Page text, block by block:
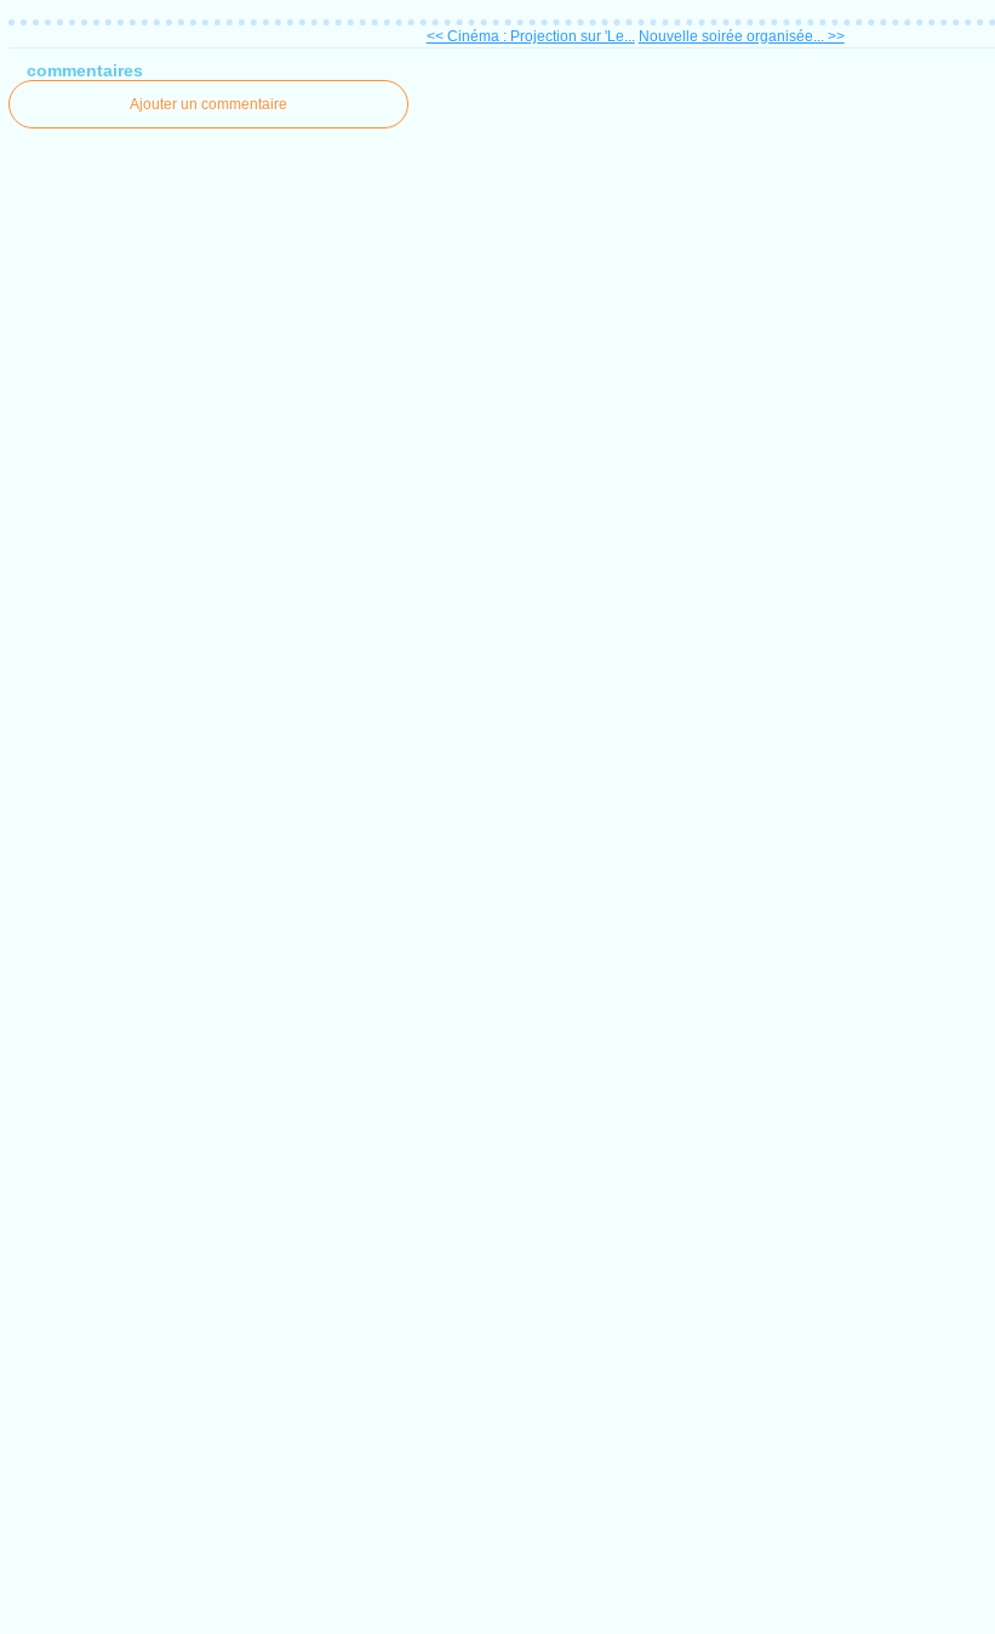
<< Cinéma : Projection sur 'Le... Nouvelle soirée organisée... >>
commentaires
Ajouter un commentaire